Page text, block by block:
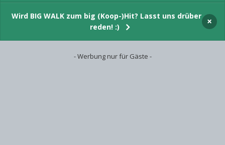
Wird BIG WALK zum big (Koop-)Hit? Lasst uns drüber
reden! :)
×
- Werbung nur für Gäste -